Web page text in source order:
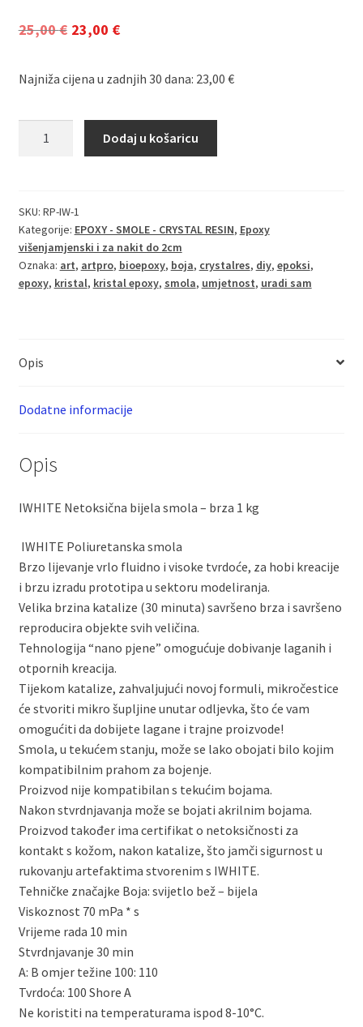
25,00€ Izvorna
bila
25,00 €.
23,00 €Trenutna
je:
Najniža cijena u zadnjih 30 dana: 23,00 €
-
brza
1
kg
količina
Dodaj u košaricu
SKU: RP-IW-1
Kategorije: EPOXY - SMOLE - CRYSTAL RESIN, Epoxy
višenjamjenski i za nakit do 2cm
Oznaka: art, artpro, bioepoxy, boja, crystalres, diy, epoksi,
epoxy, kristal, kristal epoxy, smola, umjetnost, uradi sam
Opis
Dodatne informacije
Opis
IWHITE Netoksična bijela smola – brza 1 kg
IWHITE Poliuretanska smola
Brzo lijevanje vrlo fluidno i visoke tvrdoće, za hobi kreacije
i brzu izradu prototipa u sektoru modeliranja.
Velika brzina katalize (30 minuta) savršeno brza i savršeno
reproducira objekte svih veličina.
Tehnologija “nano pjene” omogućuje dobivanje laganih i
otpornih kreacija.
Tijekom katalize, zahvaljujući novoj formuli, mikročestice
će stvoriti mikro šupljine unutar odljevka, što će vam
omogućiti da dobijete lagane i trajne proizvode!
Smola, u tekućem stanju, može se lako obojati bilo kojim
kompatibilnim prahom za bojenje.
Proizvod nije kompatibilan s tekućim bojama.
Nakon stvrdnjavanja može se bojati akrilnim bojama.
Proizvod također ima certifikat o netoksičnosti za
kontakt s kožom, nakon katalize, što jamči sigurnost u
rukovanju artefaktima stvorenim s IWHITE.
Tehničke značajke Boja: svijetlo bež – bijela
Viskoznost 70 mPa * s
Vrijeme rada 10 min
Stvrdnjavanje 30 min
A: B omjer težine 100: 110
Tvrdoća: 100 Shore A
Ne koristiti na temperaturama ispod 8-10°C.